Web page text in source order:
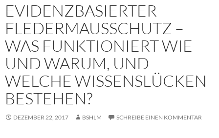
EVIDENZBASIERTER
FLEDERMAUSSCHUTZ –
WAS FUNKTIONIERT WIE
UND WARUM, UND
WELCHE WISSENSLÜCKEN
BESTEHEN?
DEZEMBER 22, 2017 BSHLM SCHREIBE EINEN KOMMENTAR